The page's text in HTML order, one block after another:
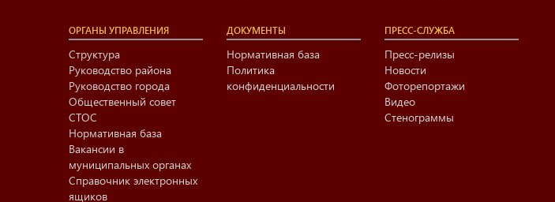
ОРГАНЫ УПРАВЛЕНИЯ
Структура
Руководство района
Руководство города
Общественный совет
СТОС
Нормативная база
Вакансии в
муниципальных органах
Справочник электронных
ящиков
ДОКУМЕНТЫ
Нормативная база
Политика
конфиденциальности
ПРЕСС-СЛУЖБА
Пресс-релизы
Новости
Фоторепортажи
Видео
Стенограммы